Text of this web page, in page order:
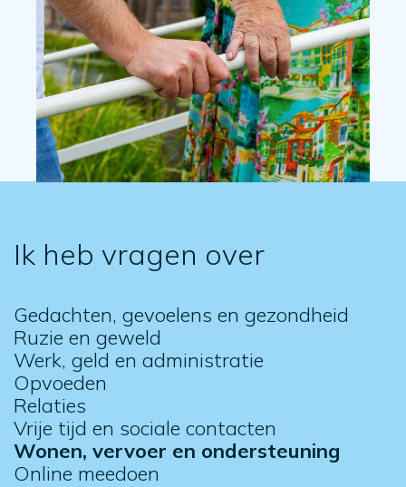
Ik heb vragen over
Gedachten, gevoelens en gezondheid
Ruzie en geweld
Werk, geld en administratie
Opvoeden
Relaties
Vrije tijd en sociale contacten
Wonen, vervoer en ondersteuning
Online meedoen